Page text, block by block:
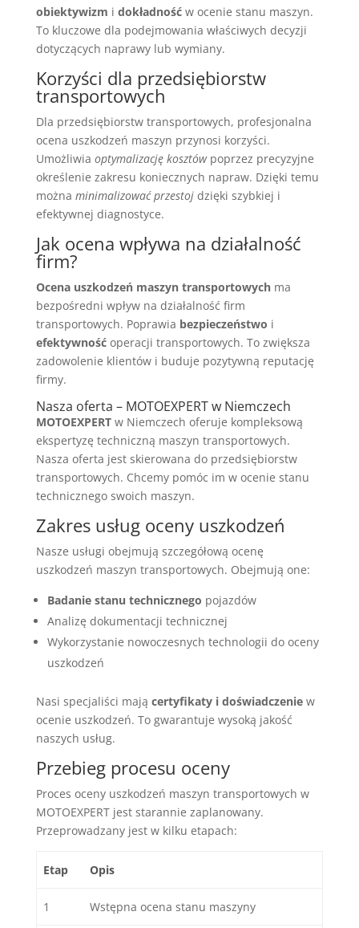
obiektywizm i dokładnośćw ocenie stanu maszyn.
To kluczowe dla podejmowania właściwych decyzji
dotyczących naprawy lub wymiany.
Korzyści dla przedsiębiorstw
transportowych
Dla przedsiębiorstw transportowych, profesjonalna
ocena uszkodzeń maszyn przynosi korzyści.
Umożliwia optymalizację kosztówpoprzez precyzyjne
określenie zakresu koniecznych napraw. Dzięki temu
można minimalizować przestojdzięki szybkiej i
efektywnej diagnostyce.
Jak ocena wpływa na działalność
firm?
Ocena uszkodzeń maszyn transportowychma
bezpośredni wpływ na działalność firm
transportowych. Poprawia bezpieczeństwo i
efektywnośćoperacji transportowych. To zwiększa
zadowolenie klientów i buduje pozytywną reputację
firmy.
Nasza oferta – MOTOEXPERT w Niemczech
MOTOEXPERTw Niemczech oferuje kompleksową
ekspertyzę techniczną maszyn transportowych.
Nasza oferta jest skierowana do przedsiębiorstw
transportowych. Chcemy pomóc im w ocenie stanu
technicznego swoich maszyn.
Zakres usług oceny uszkodzeń
Nasze usługi obejmują szczegółową ocenę
uszkodzeń maszyn transportowych. Obejmują one:
Badanie stanu technicznego pojazdów
Analizę dokumentacji technicznej
Wykorzystanie nowoczesnych technologii do oceny
uszkodzeń
Nasi specjaliści mają certyfikaty i doświadczeniew
ocenie uszkodzeń. To gwarantuje wysoką jakość
naszych usług.
Przebieg procesu oceny
Proces oceny uszkodzeń maszyn transportowych w
MOTOEXPERT jest starannie zaplanowany.
Przeprowadzany jest w kilku etapach:
Etap Opis
1 Wstępna ocena stanu maszyny